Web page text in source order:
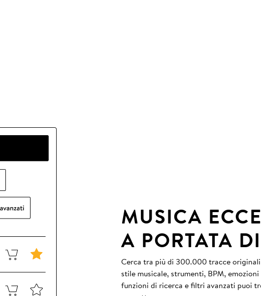
MUSICA
A PORTATA
Cerca tra più di 300.000 tracce
stile musicale, strumenti, BPM,
funzioni di ricerca e filtri avanzati puoi